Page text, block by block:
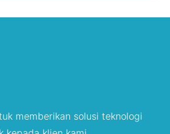
memberikan solusi teknologi